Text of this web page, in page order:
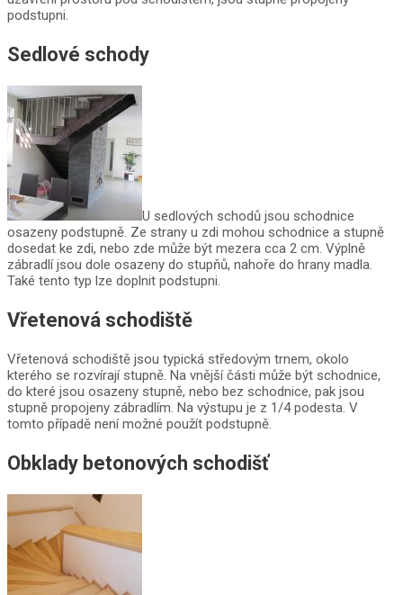
podstupni.
Sedlové schody
U sedlových schodů jsou schodnice
osazeny podstupně. Ze strany u zdi mohou schodnice a stupně
dosedat ke zdi, nebo zde může být mezera cca 2 cm. Výplně
zábradlí jsou dole osazeny do stupňů, nahoře do hrany madla.
Také tento typ lze doplnit podstupni.
Vřetenová schodiště
Vřetenová schodiště jsou typická středovým trnem, okolo
kterého se rozvírají stupně. Na vnější části může být schodnice,
do které jsou osazeny stupně, nebo bez schodnice, pak jsou
stupně propojeny zábradlím. Na výstupu je z 1/4 podesta. V
tomto případě není možné použít podstupně.
Obklady betonových schodišť